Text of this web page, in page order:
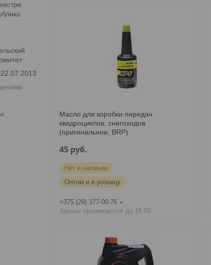
Масло для коробки передач
квадроциклов, снегоходов
(оригинальное, BRP)
45 руб.
Нет в наличии
Оптом и в розницу
+375 (29) 377-00-76
Заказы принимаются до 18:00